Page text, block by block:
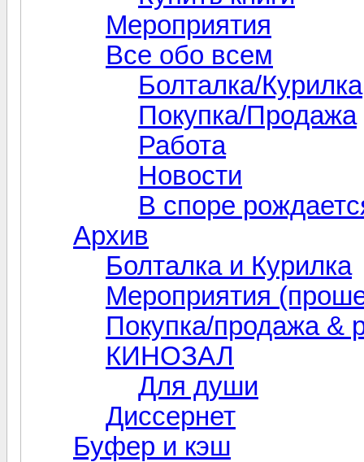
Мероприятия
Все обо всем
Болталка/Курилка
Покупка/Продажа
Работа
Новости
В споре
Архив
Болталка и Курилка
Мероприятия
Покупка/продажа &
КИНОЗАЛ
Для души
Диссернет
Буфер и кэш